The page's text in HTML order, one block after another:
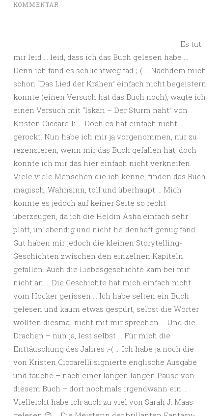
KOMMENTAR
Es tut
mir leid … leid, dass ich das Buch gelesen habe …
Denn ich fand es schlichtweg fad ;-( … Nachdem mich
schon “Das Lied der Krähen” einfach nicht begeistern
konnte (einen Versuch hat das Buch noch), wagte ich
einen Versuch mit “Iskari – Der Sturm naht” von
Kristen Ciccarelli … Doch es hat einfach nicht
gerockt. Nun habe ich mir ja vorgenommen, nur zu
rezensieren, wenn mir das Buch gefallen hat, doch
konnte ich mir das hier einfach nicht verkneifen.
Viele viele Menschen die ich kenne, finden das Buch
magisch, Wahnsinn, toll und überhaupt … Mich
konnte es jedoch auf keiner Seite so recht
überzeugen, da ich die Heldin Asha einfach sehr
platt, unlebendig und nicht heldenhaft genug fand.
Gut haben mir jedoch die kleinen Storytelling-
Geschichten zwischen den einzelnen Kapiteln
gefallen. Auch die Liebesgeschichte kam bei mir
nicht an … Die Geschichte hat mich einfach nicht
vom Hocker gerissen … Ich habe selten ein Buch
gelesen und kaum etwas gespürt, selbst die Wörter
wollten diesmal nicht mit mir sprechen … Und die
Drachen – nun ja, lest selbst … Für mich die
Enttäuschung des Jahres ;-( … Ich habe ja noch die
von Kristen Ciccarelli signierte englische Ausgabe
und tauche – nach einer langen langen Pause von
diesem Buch – dort nochmals irgendwann ein …
Vielleicht habe ich auch zu viel von Sarah J. Maas